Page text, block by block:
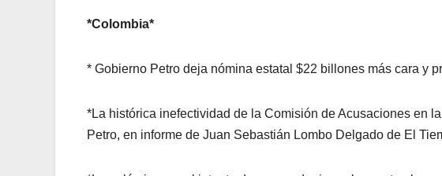
*Colombia*
* Gobierno Petro deja nómina estatal $22 billones más cara y
*La histórica inefectividad de la Comisión de Acusaciones en
Petro, en informe de Juan Sebastián Lombo Delgado de El